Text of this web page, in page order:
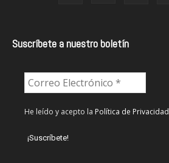
Suscríbete a nuestro boletín
He leído y acepto la Política de Privacidad